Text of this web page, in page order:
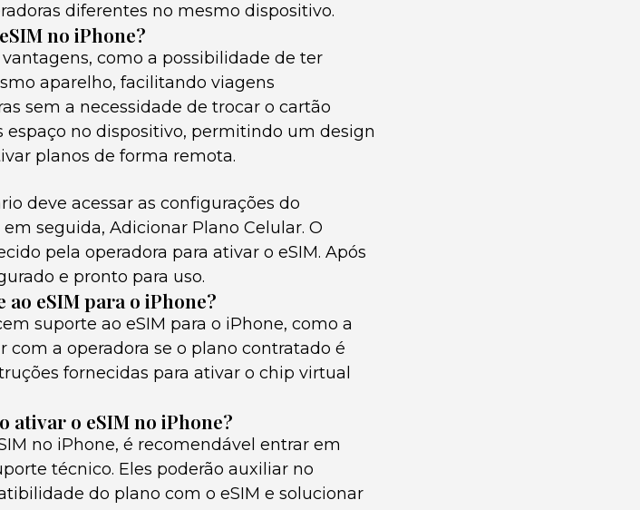
diferentes no mesmo dispositivo.
no iPhone?
como a possibilidade de ter
aparelho, facilitando viagens
sem a necessidade de trocar o cartão
espaço no dispositivo, permitindo um design
planos de forma remota.
deve acessar as configurações do
seguida, Adicionar Plano Celular. O
pela operadora para ativar o eSIM. Após
e pronto para uso.
eSIM para o iPhone?
suporte ao eSIM para o iPhone, como a
com a operadora se o plano contratado é
fornecidas para ativar o chip virtual
ativar o eSIM no iPhone?
no iPhone, é recomendável entrar em
técnico. Eles poderão auxiliar no
do plano com o eSIM e solucionar